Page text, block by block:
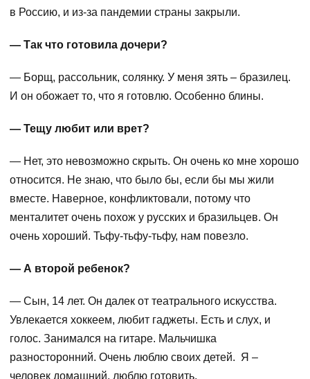
в Россию, и из-за пандемии страны закрыли.
— Так что готовила дочери?
— Борщ, рассольник, солянку. У меня зять – бразилец.
И он обожает то, что я готовлю. Особенно блины.
— Тещу любит или врет?
— Нет, это невозможно скрыть. Он очень ко мне хорошо
относится. Не знаю, что было бы, если бы мы жили
вместе. Наверное, конфликтовали, потому что
менталитет очень похож у русских и бразильцев. Он
очень хороший. Тьфу-тьфу-тьфу, нам повезло.
— А второй ребенок?
— Сын, 14 лет. Он далек от театрального искусства.
Увлекается хоккеем, любит гаджеты. Есть и слух, и
голос. Занимался на гитаре. Мальчишка
разносторонний. Очень люблю своих детей. Я –
человек домашний, люблю готовить.